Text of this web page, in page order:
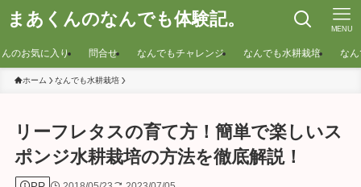
まあくんのなんでも体験記。 MENU
のお気に入り 問合せ なんでもチャレンジ なんでも水耕栽培 な
ホーム なんでも水耕栽培
リーフレタスの育て方！簡単で楽しいス
ポンジ水耕栽培の方法を徹底解説！